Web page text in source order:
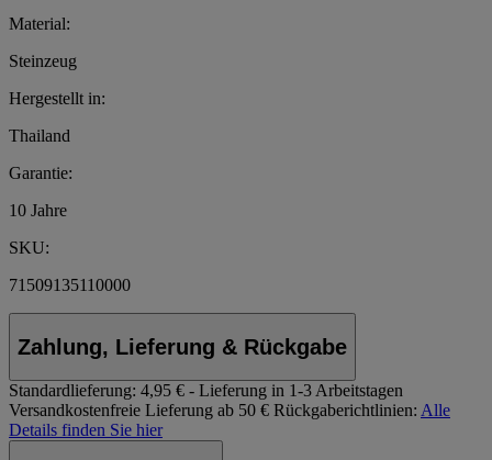
Material:
Steinzeug
Hergestellt in:
Thailand
Garantie:
10 Jahre
SKU:
71509135110000
Zahlung, Lieferung & Rückgabe
Standardlieferung: 4,95 € - Lieferung in 1-3 Arbeitstagen
Versandkostenfreie Lieferung ab 50 € Rückgaberichtlinien: Alle
Details finden Sie hier